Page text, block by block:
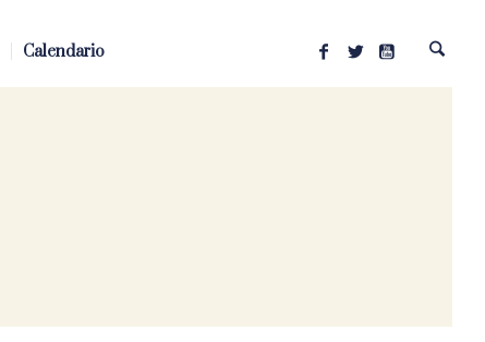
Calendario